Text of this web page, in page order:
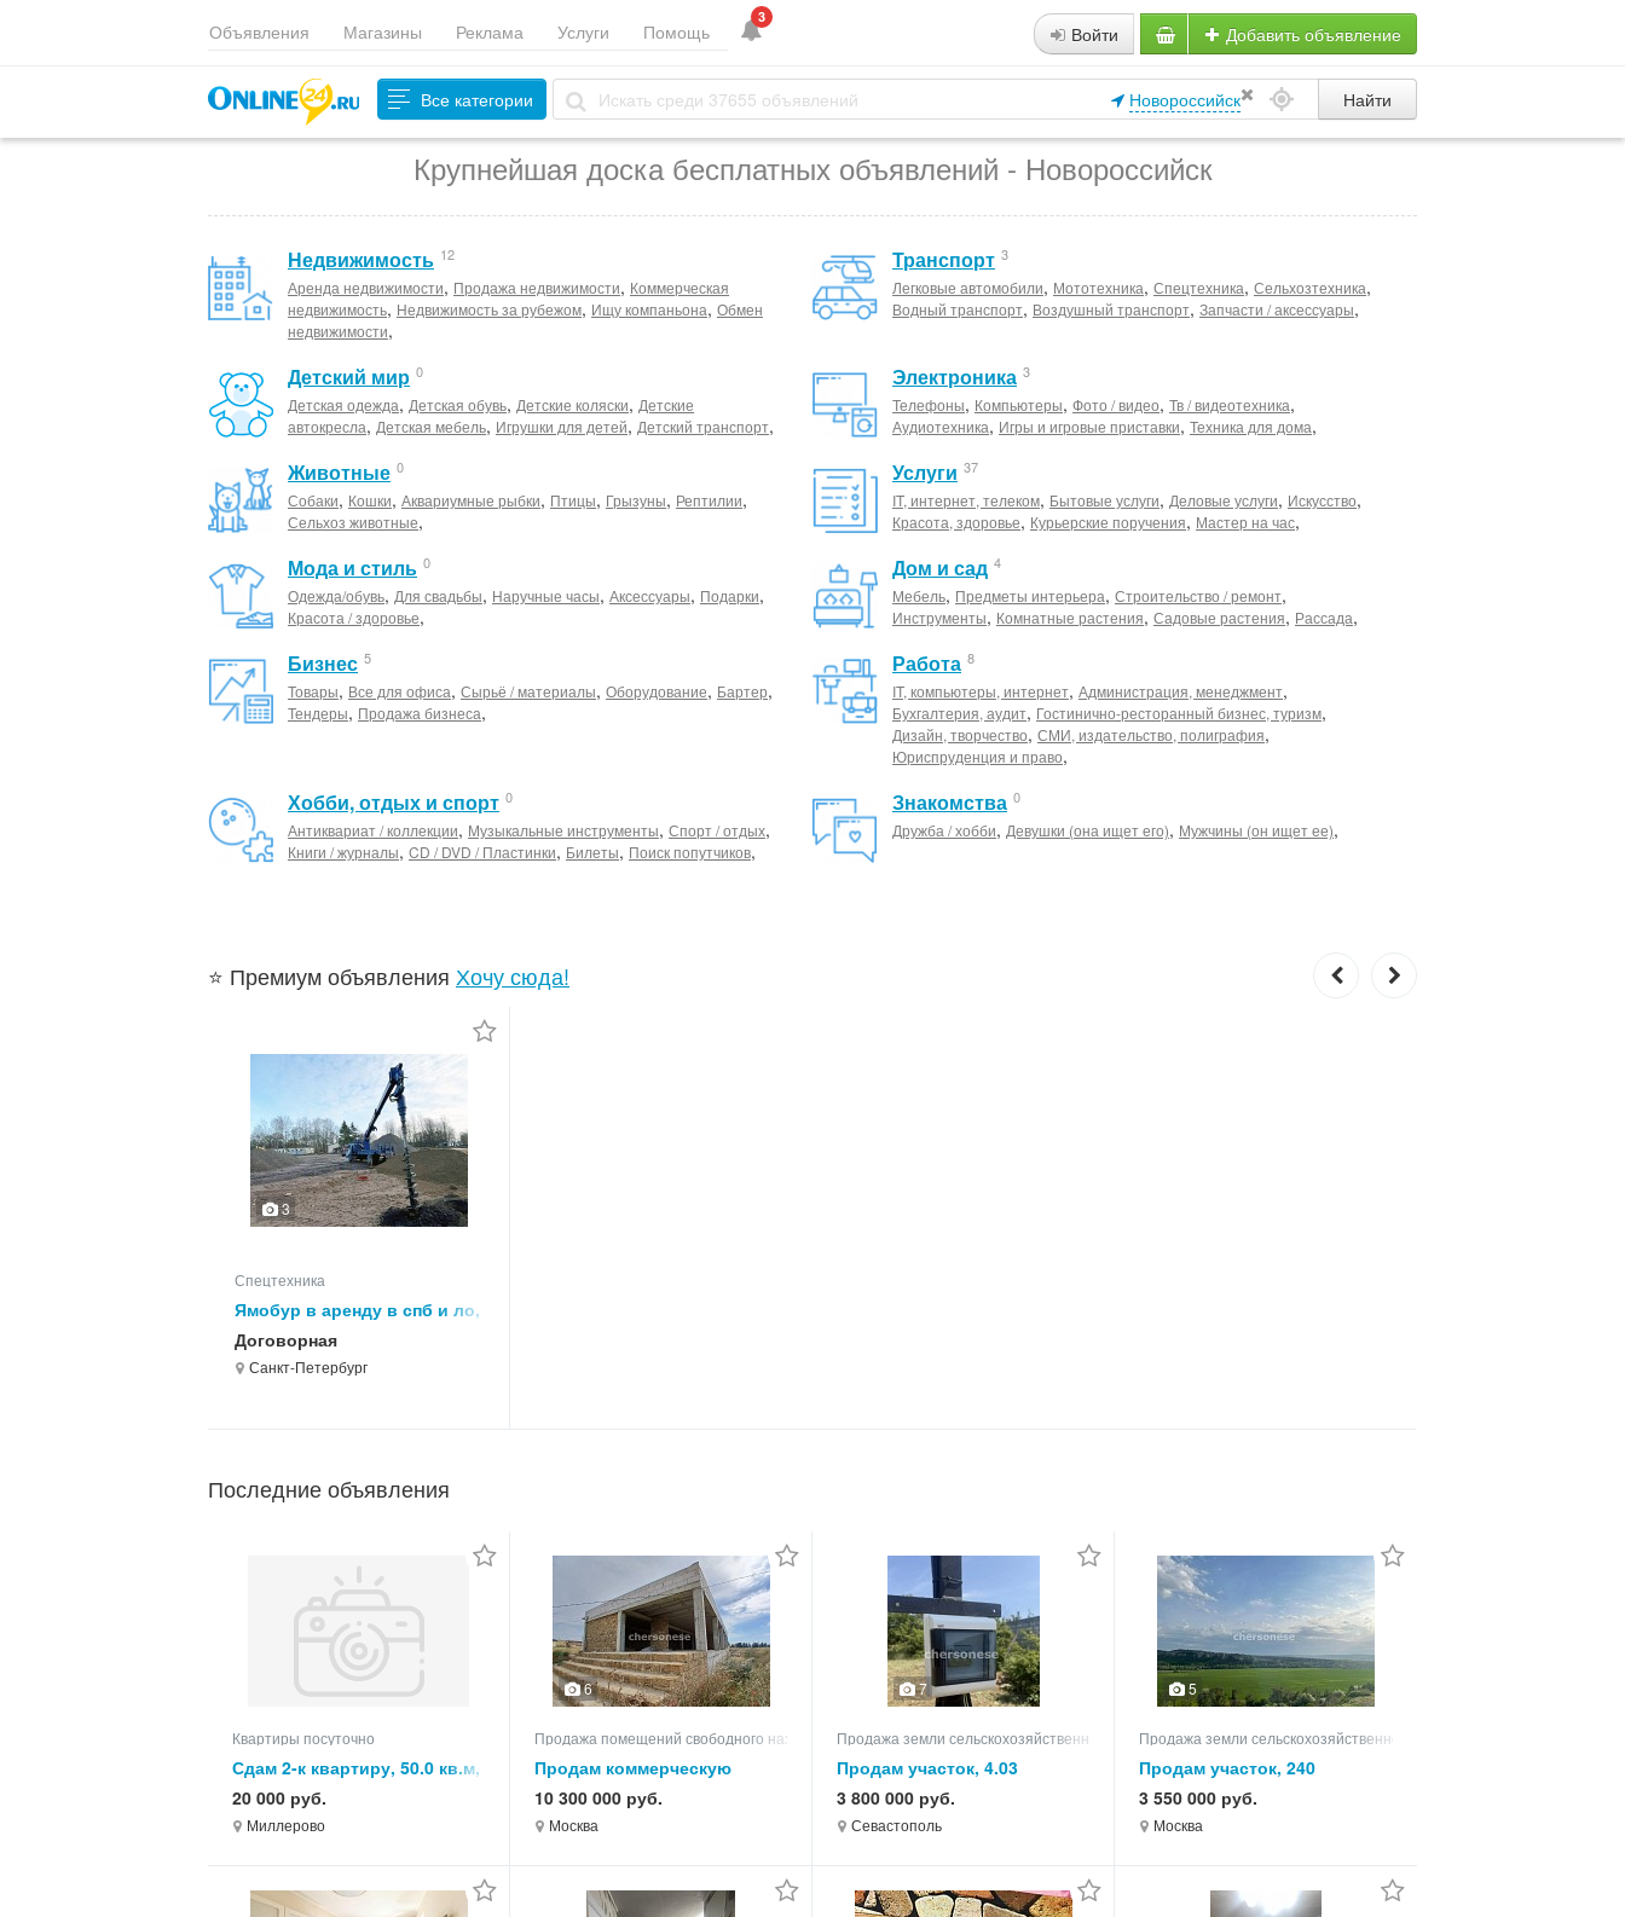
Объявления Магазины Реклама Услуги Помощь
3
Войти Добавить объявление
Все категории Новороссийск Найти
Крупнейшая доска бесплатных объявлений - Новороссийск
Недвижимость 12
Аренда недвижимости, Продажа недвижимости, Коммерческая
недвижимость, Недвижимость за рубежом, Ищу компаньона, Обмен
недвижимости,
Транспорт 3
Легковые автомобили, Мототехника, Спецтехника, Сельхозтехника,
Водный транспорт, Воздушный транспорт, Запчасти / аксессуары,
Детский мир 0
Детская одежда, Детская обувь, Детские коляски, Детские
автокресла, Детская мебель, Игрушки для детей, Детский транспорт,
Электроника 3
Телефоны, Компьютеры, Фото / видео, Тв / видеотехника,
Аудиотехника, Игры и игровые приставки, Техника для дома,
Животные 0
Собаки, Кошки, Аквариумные рыбки, Птицы, Грызуны, Рептилии,
Сельхоз животные,
Услуги 37
IT, интернет, телеком, Бытовые услуги, Деловые услуги, Искусство,
Красота, здоровье, Курьерские поручения, Мастер на час,
Мода и стиль 0
Одежда/обувь, Для свадьбы, Наручные часы, Аксессуары, Подарки,
Красота / здоровье,
Дом и сад 4
Мебель, Предметы интерьера, Строительство / ремонт,
Инструменты, Комнатные растения, Садовые растения, Рассада,
Бизнес 5
Товары, Все для офиса, Сырьё / материалы, Оборудование, Бартер,
Тендеры, Продажа бизнеса,
Работа 8
IT, компьютеры, интернет, Администрация, менеджмент,
Бухгалтерия, аудит, Гостинично-ресторанный бизнес, туризм,
Дизайн, творчество, СМИ, издательство, полиграфия,
Юриспруденция и право,
Хобби, отдых и спорт 0
Антиквариат / коллекции, Музыкальные инструменты, Спорт / отдых,
Книги / журналы, CD / DVD / Пластинки, Билеты, Поиск попутчиков,
Знакомства 0
Дружба / хобби, Девушки (она ищет его), Мужчины (он ищет ее),
⭐ Премиум объявления Хочу сюда!
3
Спецтехника
Ямобур в аренду в спб и ло,
буровые работы
Договорная
Санкт-Петербург
Последние объявления
Квартиры посуточно
Сдам 2-к квартиру, 50.0 кв.м,
этаж 3 из 5
20 000 руб.
Миллерово
6
Продажа помещений свободного назначения
Продам коммерческую
недвижимость
10 300 000 руб.
Москва
7
Продажа земли сельскохозяйственного назначения
Продам участок, 4.03
3 800 000 руб.
Севастополь
5
Продажа земли сельскохозяйственного назначения
Продам участок, 240
3 550 000 руб.
Москва